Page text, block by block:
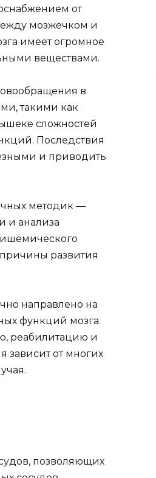
от
мозжечком и
имеет огромное
веществами.
в
такими как
сложностей
Последствия
и приводить
методик —
и анализа
развития
направлено на
функций мозга.
реабилитацию и
зависит от многих
позволяющих